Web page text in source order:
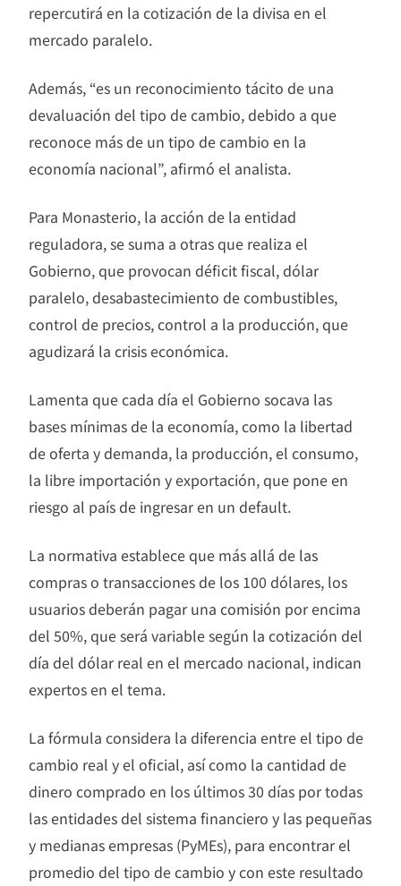
repercutirá en la cotización de la divisa en el
mercado paralelo.
Además, “es un reconocimiento tácito de una
devaluación del tipo de cambio, debido a que
reconoce más de un tipo de cambio en la
economía nacional”, afirmó el analista.
Para Monasterio, la acción de la entidad
reguladora, se suma a otras que realiza el
Gobierno, que provocan déficit fiscal, dólar
paralelo, desabastecimiento de combustibles,
control de precios, control a la producción, que
agudizará la crisis económica.
Lamenta que cada día el Gobierno socava las
bases mínimas de la economía, como la libertad
de oferta y demanda, la producción, el consumo,
la libre importación y exportación, que pone en
riesgo al país de ingresar en un default.
La normativa establece que más allá de las
compras o transacciones de los 100 dólares, los
usuarios deberán pagar una comisión por encima
del 50%, que será variable según la cotización del
día del dólar real en el mercado nacional, indican
expertos en el tema.
La fórmula considera la diferencia entre el tipo de
cambio real y el oficial, así como la cantidad de
dinero comprado en los últimos 30 días por todas
las entidades del sistema financiero y las pequeñas
y medianas empresas (PyMEs), para encontrar el
promedio del tipo de cambio y con este resultado